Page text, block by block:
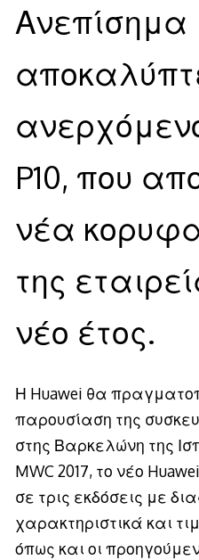
Ανεπίσημα
P10, που
νέα
της
νέο έτος.
Η Huawei θα
παρουσίαση της
στης Βαρκελώνη της
MWC 2017, το νέο
σε τρις εκδόσεις με
χαρακτηριστικά και
όπως και οι